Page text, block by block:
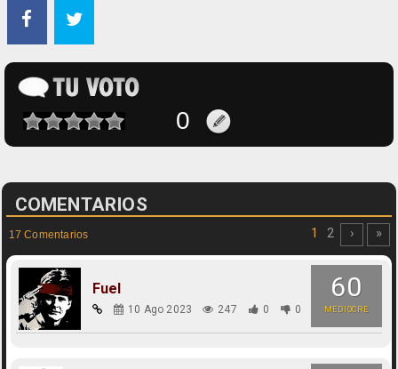
COMENTARIOS
17 Comentarios 1 2 › »
60
MEDIOCRE
Fuel
10 Ago 2023 247 0 0